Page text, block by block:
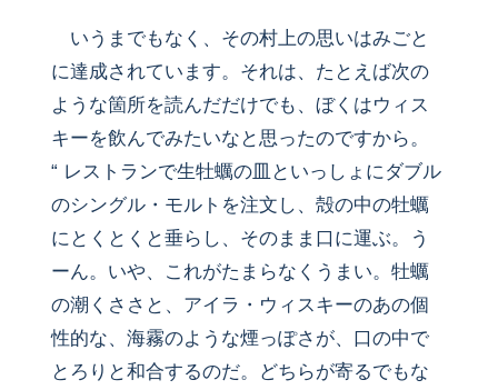
いうまでもなく、その村上の思いはみごと
に達成されています。それは、たとえば次の
ような箇所を読んだだけでも、ぼくはウィス
キーを飲んでみたいなと思ったのですから。
“ レストランで生牡蠣の皿といっしょにダブル
のシングル・モルトを注文し、殻の中の牡蠣
にとくとくと垂らし、そのまま口に運ぶ。う
ーん。いや、これがたまらなくうまい。牡蠣
の潮くささと、アイラ・ウィスキーのあの個
性的な、海霧のような煙っぽさが、口の中で
とろりと和合するのだ。どちらが寄るでもな